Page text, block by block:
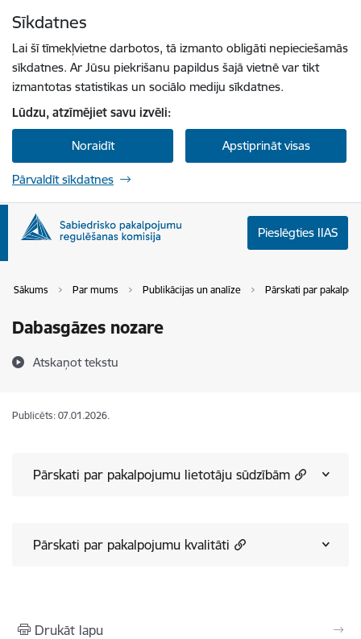
Sīkdatnes
Lai šī tīmekļvietne darbotos, tā izmanto obligāti nepieciešamās
sīkdatnes. Ar Jūsu piekrišanu papildus šajā vietnē var tikt
izmantotas statistikas un sociālo mediju sīkdatnes.
Lūdzu, atzīmējiet savu izvēli:
Noraidīt Apstiprināt visas
Pārvaldīt sīkdatnes
Pieslēgties IIAS
Sākums Par mums Publikācijas un analīze Pārskati par
Dabasgāzes nozare
Atskaņot tekstu
Publicēts: 07.01.2026.
Pārskati par pakalpojumu lietotāju sūdzībām
Pārskati par pakalpojumu kvalitāti
Drukāt lapu